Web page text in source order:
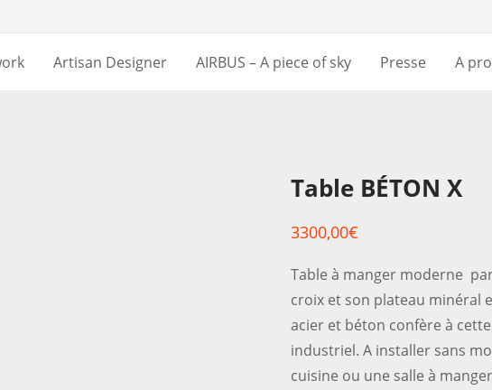
Artisan Designer AIRBUS – A piece of sky Presse A
Table BÉTON X
3300,00€
Table à manger moderne
croix et son plateau minéral
acier et béton confère à
industriel. A installer sans
cuisine ou une salle à